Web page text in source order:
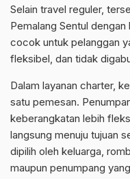
Selain travel reguler,
Pemalang Sentul dengan
cocok untuk pelanggan
fleksibel, dan tidak
Dalam layanan charter,
satu pemesan.
keberangkatan lebih
langsung menuju tujuan
dipilih oleh keluarga,
maupun penumpang